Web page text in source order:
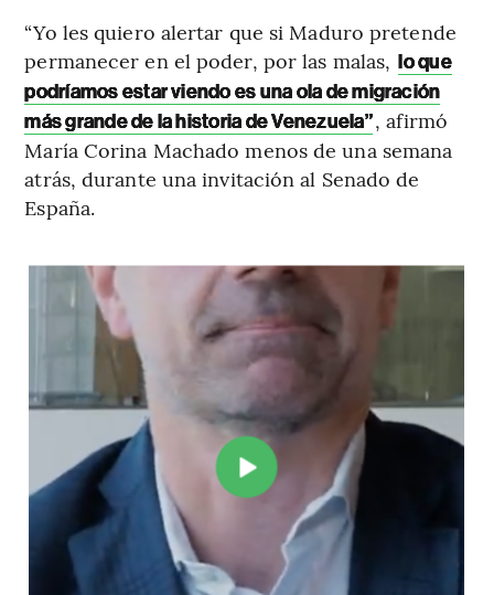
“Yo les quiero alertar que si Maduro pretende
permanecer en el poder, por las malas, lo que
podríamos estar viendo es una ola de migración
más grande de la historia de Venezuela”, afirmó
María Corina Machado menos de una semana
atrás, durante una invitación al Senado de
España.